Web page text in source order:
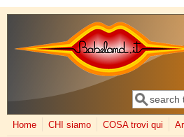
Salta al contenuto principale
Form di
Cerca
Home CHI siamo COSA trovi qui